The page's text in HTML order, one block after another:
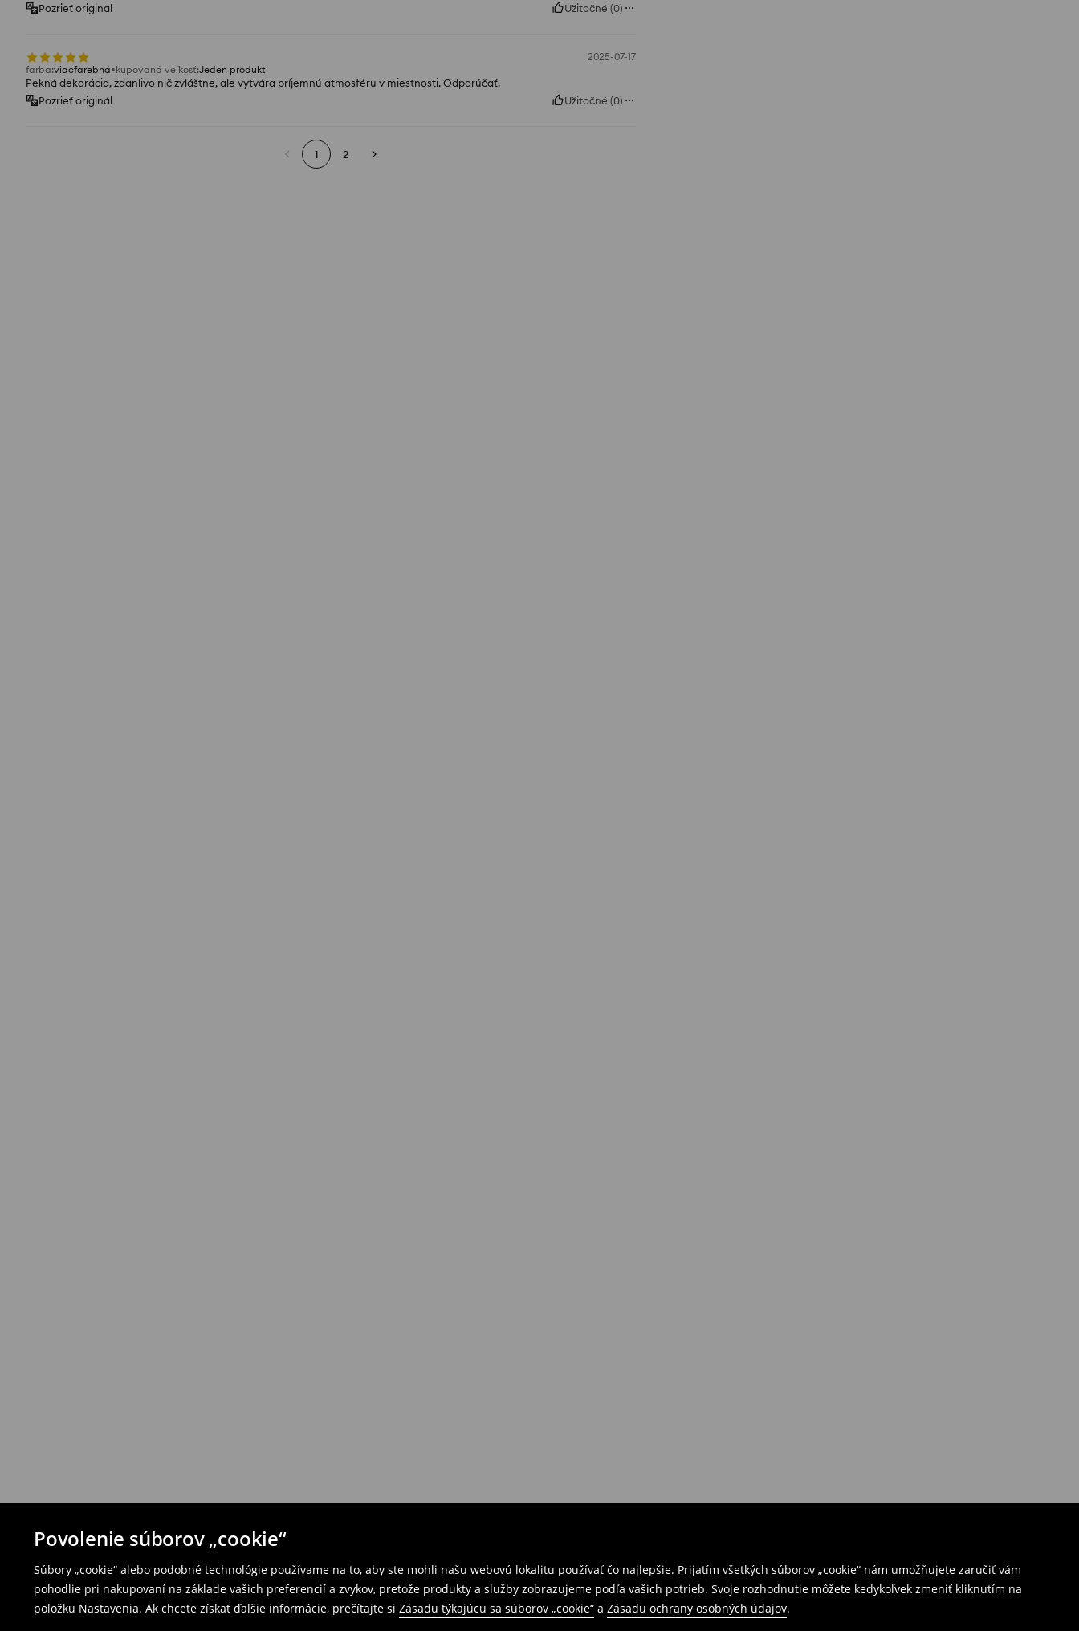
Povolenie súborov „cookie“
Súbory „cookie“ alebo podobné technológie používame na to, aby ste mohli našu webovú lokalitu používať čo najlepšie. Prijatím všetkých súborov „cookie“ nám umožňujete zaručiť vám
pohodlie pri nakupovaní na základe vašich preferencií a zvykov, pretože produkty a služby zobrazujeme podľa vašich potrieb. Svoje rozhodnutie môžete kedykoľvek zmeniť kliknutím na
položku Nastavenia. Ak chcete získať ďalšie informácie, prečítajte si Zásadu týkajúcu sa súborov „cookie“ a Zásadu ochrany osobných údajov.
Pozrieť originál
Užitočné (0)
2025-07-17
farba:viacfarebná kupovaná veľkosť:Jeden produkt
Pekná dekorácia, zdanlivo nič zvláštne, ale vytvára príjemnú atmosféru v miestnosti. Odporúčať.
Pozrieť originál
Užitočné (0)
1 2